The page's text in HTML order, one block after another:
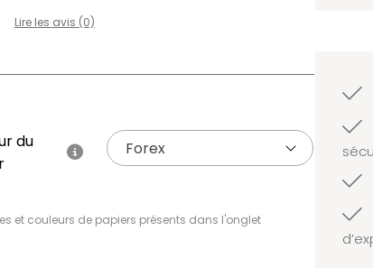
Lire les avis (0)
du
Forex
et couleurs de papiers présents dans l'onglet